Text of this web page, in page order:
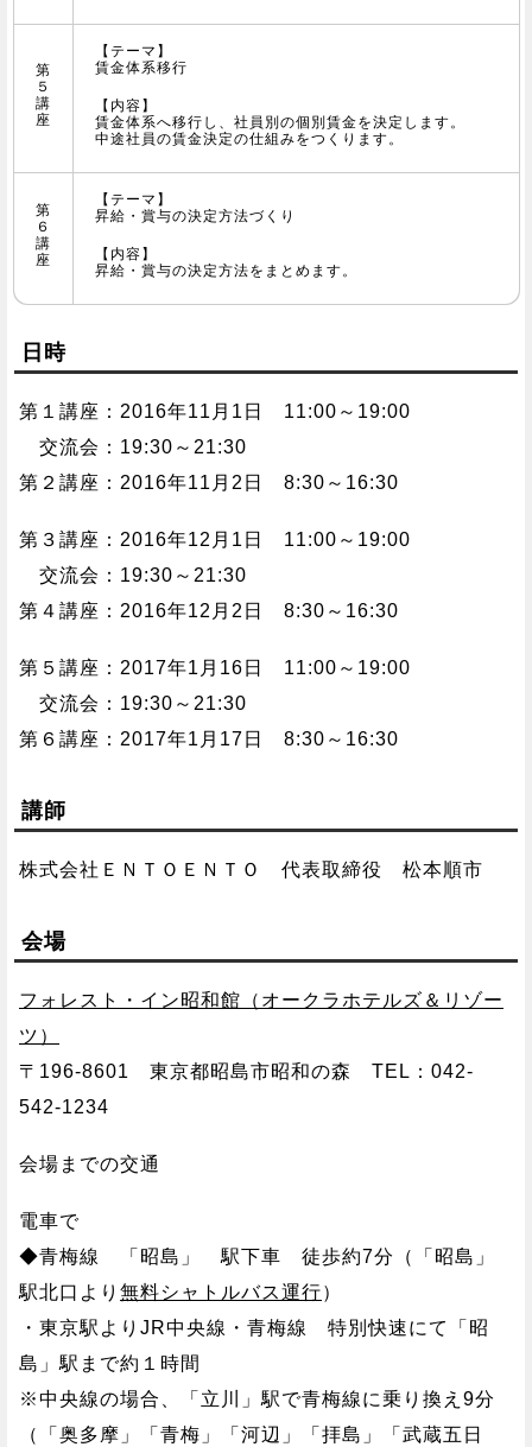
第
５
講
座
【テーマ】
賃金体系移行
【内容】
賃金体系へ移行し、社員別の個別賃金を決定します。
中途社員の賃金決定の仕組みをつくります。
第
６
講
座
【テーマ】
昇給・賞与の決定方法づくり
【内容】
昇給・賞与の決定方法をまとめます。
日時
第１講座：2016年11月1日 11:00～19:00
交流会：19:30～21:30
第２講座：2016年11月2日 8:30～16:30
第３講座：2016年12月1日 11:00～19:00
交流会：19:30～21:30
第４講座：2016年12月2日 8:30～16:30
第５講座：2017年1月16日 11:00～19:00
交流会：19:30～21:30
第６講座：2017年1月17日 8:30～16:30
講師
株式会社ＥＮＴＯＥＮＴＯ 代表取締役 松本順市
会場
フォレスト・イン昭和館（オークラホテルズ＆リゾー
ツ）
〒196-8601 東京都昭島市昭和の森 TEL：042-
542-1234
会場までの交通
電車で
◆青梅線 「昭島」 駅下車 徒歩約7分（「昭島」
駅北口より 無料シャトルバス運行）
・東京駅よりJR中央線・青梅線 特別快速にて「昭
島」駅まで約１時間
※中央線の場合、「立川」駅で青梅線に乗り換え9分
（「奥多摩」「青梅」「河辺」「拝島」「武蔵五日